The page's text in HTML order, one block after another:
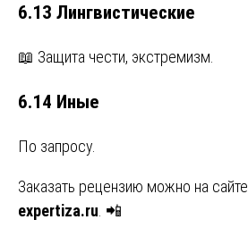
6.13 Лингвистические
📖 Защита чести, экстремизм.
6.14 Иные
По запросу.
Заказать рецензию можно на сайте
expertiza.ru. 📲